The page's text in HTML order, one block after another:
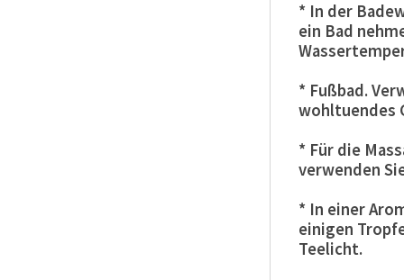
* In der
ein Bad
* Fußbad.
wohltuendes
* Für die
verwenden
* In einer
einigen
Teelicht.